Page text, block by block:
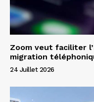
Zoom veut faciliter
migration
24 Juillet 2026